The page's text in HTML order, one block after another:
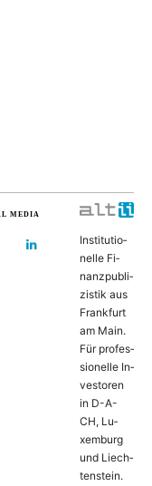
MEDIA
In­sti­tu­ti­o­
nel­le Fi­
nanz­pu­bli­
zis­tik aus
Frank­furt
am Main.
Für pro­fes­
si­o­nel­le In­
ves­to­ren
in D-­A­-
CH, Lu­
xem­burg
und Liech­
ten­stein.